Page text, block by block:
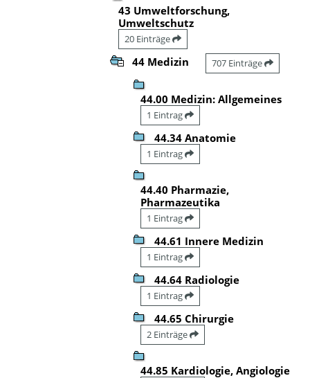
43 Umweltforschung,
Umweltschutz
20 Einträge
44 Medizin 707 Einträge
44.00 Medizin: Allgemeines
1 Eintrag
44.34 Anatomie
1 Eintrag
44.40 Pharmazie,
Pharmazeutika
1 Eintrag
44.61 Innere Medizin
1 Eintrag
44.64 Radiologie
1 Eintrag
44.65 Chirurgie
2 Einträge
44.85 Kardiologie, Angiologie